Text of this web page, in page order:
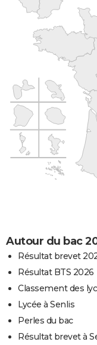
Autour du bac
Résultat brevet
Résultat BTS 2026
Classement des
Lycée à Senlis
Perles du bac
Résultat brevet à